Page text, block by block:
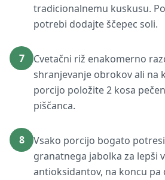
tradicionalnemu kuskusu.
potrebi dodajte ščepec soli.
7
Cvetačni riž enakomerno
shranjevanje obrokov ali na
porcijo položite 2 kosa
piščanca.
8
Vsako porcijo bogato
granatnega jabolka za lepši
antioksidantov, na koncu pa